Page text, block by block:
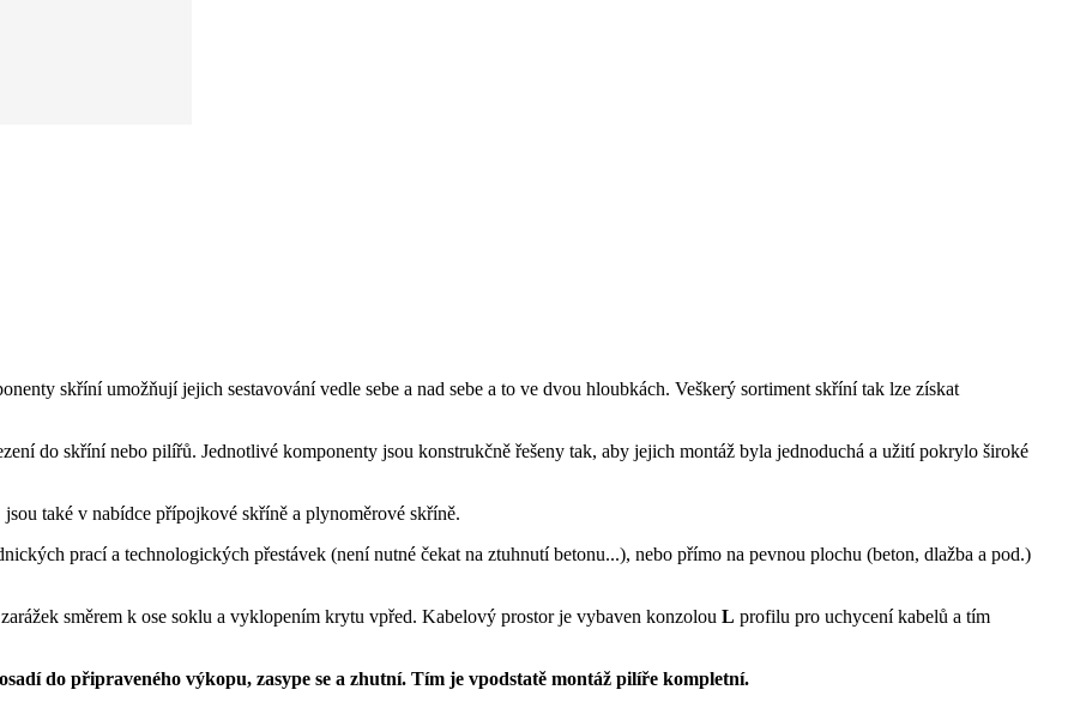
skříní umožňují jejich sestavování vedle sebe a nad sebe a to ve dvou hloubkách. Veškerý sortiment skříní tak lze získat
do skříní nebo pilířů. Jednotlivé komponenty jsou konstrukčně řešeny tak, aby jejich montáž byla jednoduchá a užití pokrylo široké
jsou také v nabídce přípojkové skříně a plynoměrové skříně.
prací a technologických přestávek (není nutné čekat na ztuhnutí betonu...), nebo přímo na pevnou plochu (beton, dlažba a pod.)
směrem k ose soklu a vyklopením krytu vpřed. Kabelový prostor je vybaven konzolou L profilu pro uchycení kabelů a tím
do připraveného výkopu, zasype se a zhutní. Tím je vpodstatě montáž pilíře kompletní.